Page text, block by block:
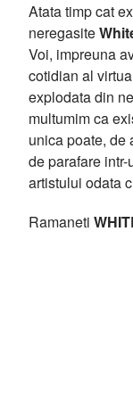
Atata timp cat
neregasite
Voi, impreuna
cotidian al
explodata din
multumim ca
unica poate, de
de parafare
artistului odata
Ramaneti